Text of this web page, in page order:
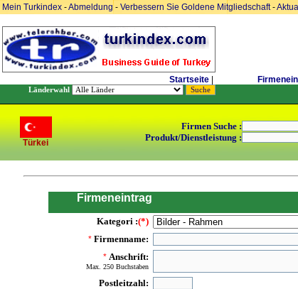
Mein Turkindex -Abmeldung- Verbessern Sie Goldene Mitgliedschaft-
Startseite
Länderwahl
Türkei
Firmen Suche :
Produkt/Dienstleistung :
Firmeneintrag
Kategori :(*)
* Firmenname:
* Anschrift:
Max. 250 Buchstaben
Postleitzahl: